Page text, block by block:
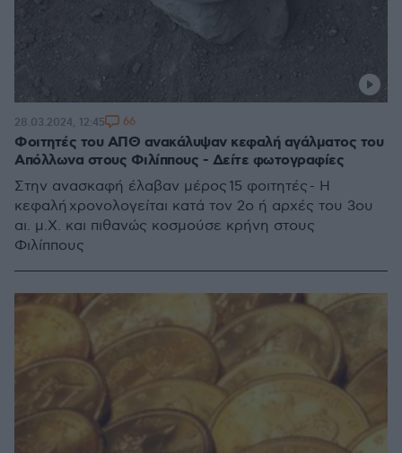
Φοιτητές του ΑΠΘ ανακάλυψαν κεφαλή αγάλματος του
Απόλλωνα στους Φιλίππους - Δείτε φωτογραφίες
Στην ανασκαφή έλαβαν μέρος 15 φοιτητές - Η
κεφαλή χρονολογείται κατά τον 2ο ή αρχές του 3ου
αι. μ.Χ. και πιθανώς κοσμούσε κρήνη στους
Φιλίππους
28.03.2024, 12:45 66